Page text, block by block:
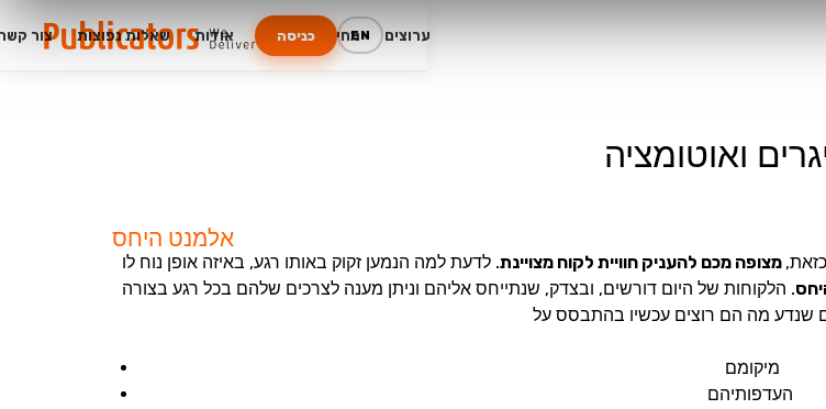
ערוצים מחירים בלוג אודות שאלות נפוצות צור כניסה EN
ואוטומציה
אלמנט היחס
מצופה מכם להעניק חוויית לקוח מצויינת. לדעת למה הנמען זקוק באותו רגע, באיזה אופן נוח לו
. הלקוחות של היום דורשים, ובצדק, שנתייחס אליהם וניתן מענה לצרכים שלהם בכל רגע בצורה
מיקומם